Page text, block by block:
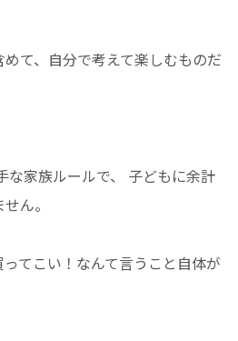
て、自分で考えて楽しむものだ
な家族ルールで、 子どもに余計
ん。
てこい！なんて言うこと自体が